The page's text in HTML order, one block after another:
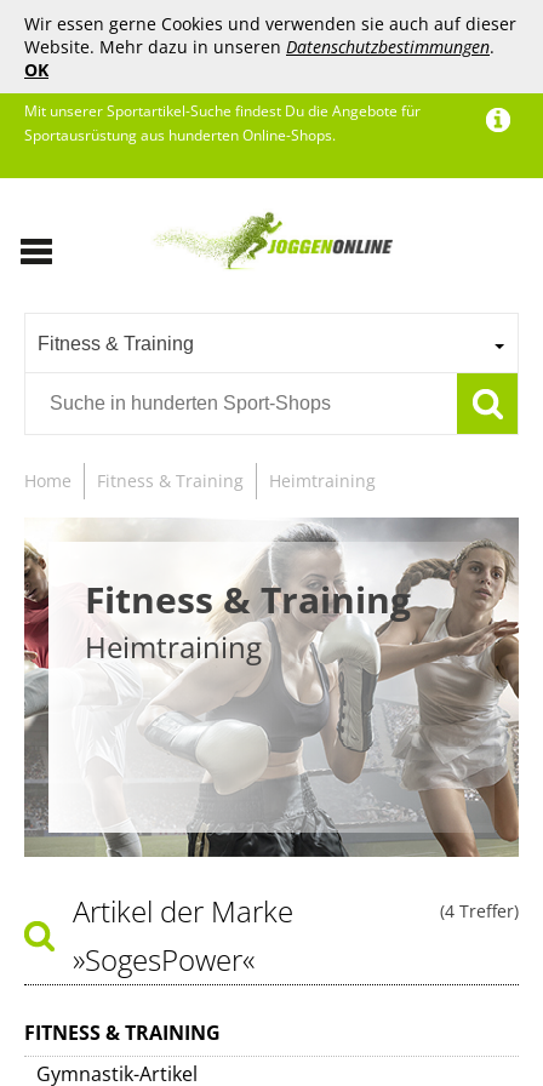
Wir essen gerne Cookies und verwenden sie auch auf dieser
Website. Mehr dazu in unseren Datenschutzbestimmungen.
OK
Mit unserer Sportartikel-Suche findest Du die Angebote für
Sportausrüstung aus hunderten Online-Shops.
Fitness & Training
Home Fitness & Training Heimtraining
Fitness & Training
Heimtraining
(4 Treffer)
Artikel der Marke
»SogesPower«
FITNESS & TRAINING
Gymnastik-Artikel